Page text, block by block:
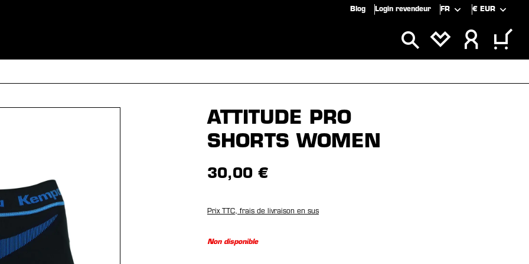
Blog Login revendeur FR € EUR
ATTITUDE PRO
SHORTS WOMEN
30,00 €
Prix TTC, frais de livraison en sus
Non disponible